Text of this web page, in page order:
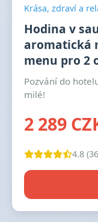
Krása, zdraví a
Hodina v
aromatická
menu pro 2
Pozvání do
milé!
2 289
4.8